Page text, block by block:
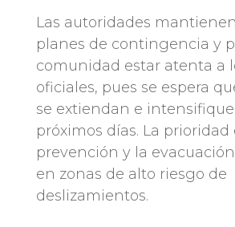
Las autoridades
planes de contingencia y
comunidad estar atenta a
oficiales, pues se espera
se extiendan e
próximos días. La prioridad
prevención y la
en zonas de alto riesgo de
deslizamientos.